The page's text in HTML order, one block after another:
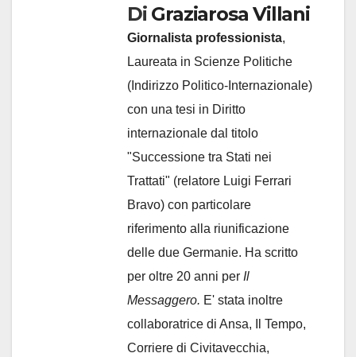
Di Graziarosa Villani
Giornalista professionista,
Laureata in Scienze Politiche
(Indirizzo Politico-Internazionale)
con una tesi in Diritto
internazionale dal titolo
"Successione tra Stati nei
Trattati" (relatore Luigi Ferrari
Bravo) con particolare
riferimento alla riunificazione
delle due Germanie. Ha scritto
per oltre 20 anni per Il
Messaggero. E' stata inoltre
collaboratrice di Ansa, Il Tempo,
Corriere di Civitavecchia,